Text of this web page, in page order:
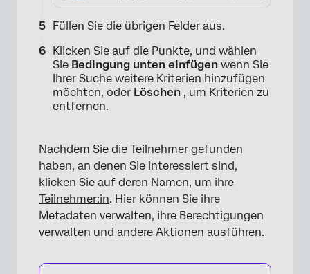
Füllen Sie die übrigen Felder aus.
Klicken Sie auf die Punkte, und wählen
Sie Bedingung unten einfügen wenn Sie
Ihrer Suche weitere Kriterien hinzufügen
möchten, oder Löschen , um Kriterien zu
entfernen.
Nachdem Sie die Teilnehmer gefunden
haben, an denen Sie interessiert sind,
klicken Sie auf deren Namen, um ihre
Teilnehmer:in. Hier können Sie ihre
Metadaten verwalten, ihre Berechtigungen
verwalten und andere Aktionen ausführen.